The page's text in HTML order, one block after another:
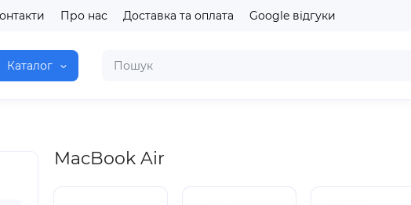
Про нас Доставка та оплата Google відгуки
Каталог
MacBook Air